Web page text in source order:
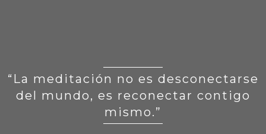
“La meditación no es desconectarse
del mundo, es reconectar contigo
mismo.”